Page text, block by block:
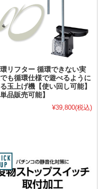
リフター 循環できない実
も循環仕様で遊べるように
玉上げ機【使い回し可能】
単品販売可能】
¥39,800(税込)